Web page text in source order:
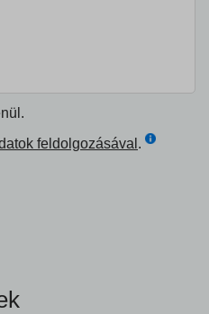
feldolgozásával .